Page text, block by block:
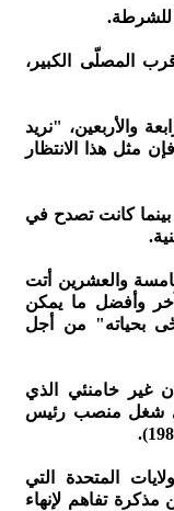
للشرطة.
المصلّى الكبير،
والأربعين، "نريد
مثل هذا الانتظار
كانت تصدح في
والعشرين أتت
وأفضل ما يمكن
بحياته" من أجل
غير خامنئي الذي
شغل منصب رئيس
المتحدة التي
تفاهم لإنهاء